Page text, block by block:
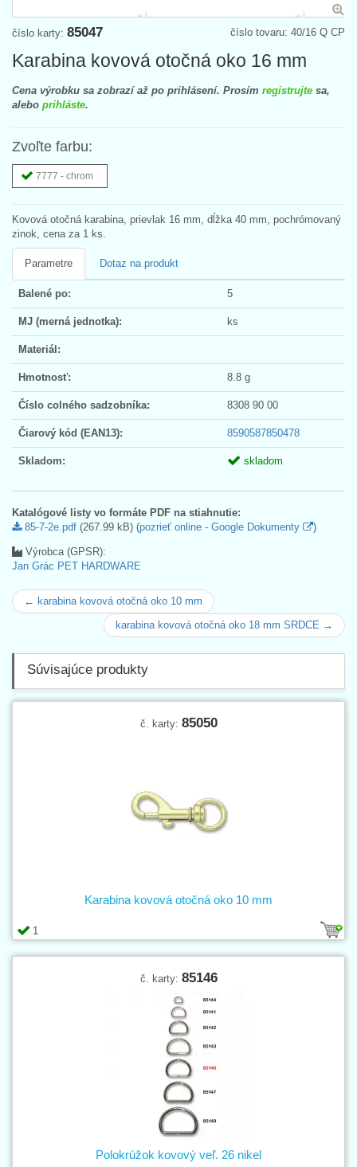
číslo tovaru: 40/16 Q CP
číslo karty: 85047
Karabina kovová otočná oko 16 mm
Cena výrobku sa zobrazí až po prihlásení. Prosím registrujte sa,
alebo prihláste.
Zvoľte farbu:
7777 - chrom
Kovová otočná karabina, prievlak 16 mm, dĺžka 40 mm, pochrómovaný
zinok, cena za 1 ks.
Parametre Dotaz na produkt
Balené po: 5
MJ (merná jednotka): ks
Materiál:
Hmotnosť: 8.8 g
Číslo colného sadzobníka: 8308 90 00
Čiarový kód (EAN13): 8590587850478
Skladom: skladom
Katalógové listy vo formáte PDF na stiahnutie:
85-7-2e.pdf (267.99 kB) (pozrieť online - Google Dokumenty )
Výrobca (GPSR):
Jan Grác PET HARDWARE
← karabina kovová otočná oko 10 mm
karabina kovová otočná oko 18 mm SRDCE →
Súvisajúce produkty
č. karty: 85050
1
Karabina kovová otočná oko 10 mm
č. karty: 85146
Polokrúžok kovový veľ. 26 nikel